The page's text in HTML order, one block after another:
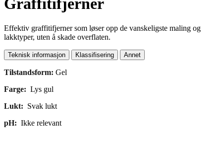
Graffitifjerner
Effektiv graffitifjerner som løser opp de vanskeligste maling og
lakktyper, uten å skade overflaten.
Teknisk informasjon Klassifisering Annet
Tilstandsform: Gel
Farge: Lys gul
Lukt: Svak lukt
pH: Ikke relevant